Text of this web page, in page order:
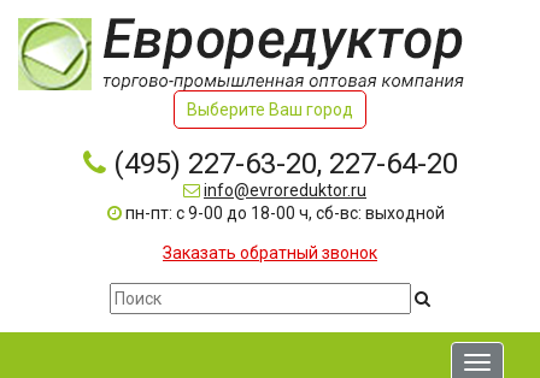
Выберите Ваш город
(495) 227-63-20, 227-64-20
info@evroreduktor.ru
пн-пт: с 9-00 до 18-00 ч, сб-вс: выходной
Заказать обратный звонок
Toggle